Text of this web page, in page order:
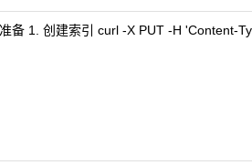
备 1. 创建索引 curl -X PUT -H